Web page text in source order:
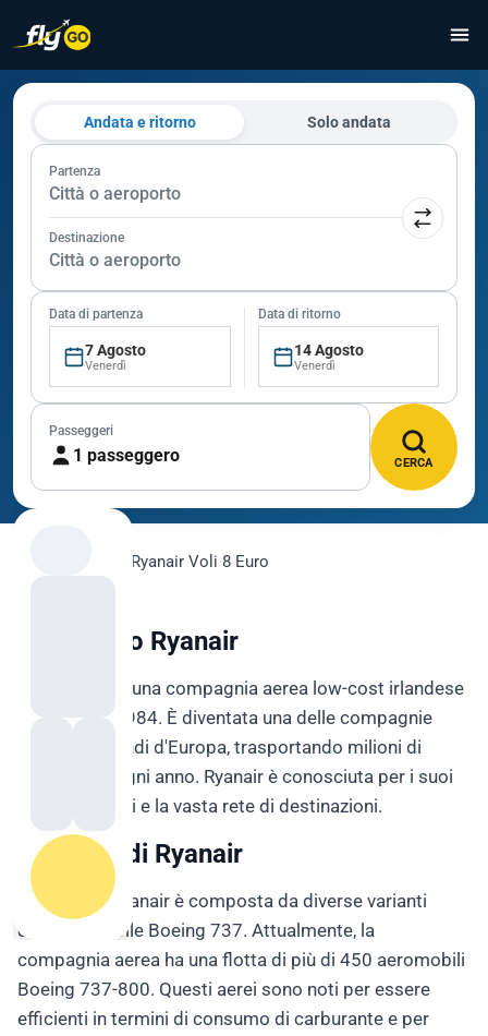
Andata e ritorno Solo andata
Partenza
Città o aeroporto
Destinazione
Città o aeroporto
Data di partenza
7 Agosto
Venerdì
Data di ritorno
14 Agosto
Venerdì
Passeggeri
1 passeggero CERCA
Ryanair Voli 8 Euro
Voli 8 euro Ryanair
Voli Ryanair è una compagnia aerea low-cost irlandese
fondata nel 1984. È diventata una delle compagnie
aeree più grandi d'Europa, trasportando milioni di
passeggeri ogni anno. Ryanair è conosciuta per i suoi
voli economici e la vasta rete di destinazioni.
La Flotta di Ryanair
La flotta di Ryanair è composta da diverse varianti
dell'aeromobile Boeing 737. Attualmente, la
compagnia aerea ha una flotta di più di 450 aeromobili
Boeing 737-800. Questi aerei sono noti per essere
efficienti in termini di consumo di carburante e per